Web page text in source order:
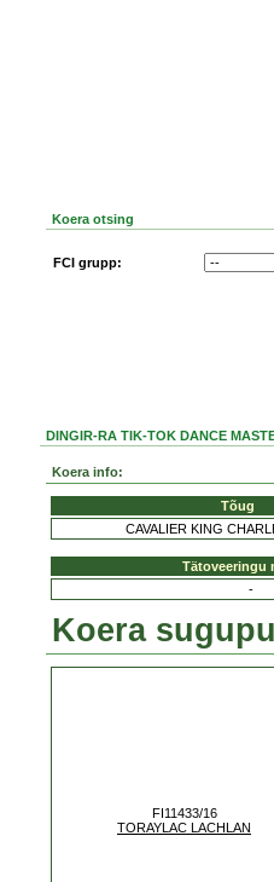
Koera otsing
FCI grupp:
DINGIR-RA TIK-TOK DANCE
Koera info:
Tõug
CAVALIER KING
Tätoveeringu
-
Koera
FI11433/16
TORAYLAC LACHLAN